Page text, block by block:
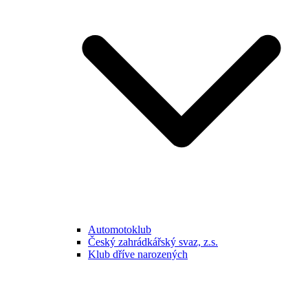
Automotoklub
Český zahrádkářský svaz, z.s.
Klub dříve narozených